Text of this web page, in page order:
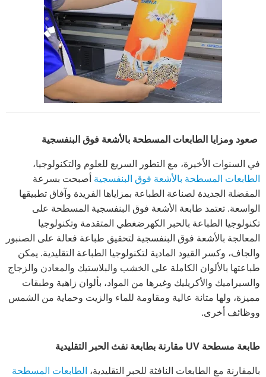
صعود ومزايا الطابعات المسطحة بالأشعة فوق البنفسجية
في السنوات الأخيرة، مع التطور السريع للعلوم والتكنولوجيا،
الطابعات المسطحة بالأشعة فوق البنفسجية أصبحت بسرعة
المفضلة الجديدة لصناعة الطباعة بمزاياها الفريدة وآفاق تطبيقها
الواسعة. تعتمد طابعة الأشعة فوق البنفسجية المسطحة على
تكنولوجيا الطباعة بالحبر الكهرضغطي المتقدمة وتكنولوجيا
المعالجة بالأشعة فوق البنفسجية لتحقيق طباعة فعالة على الصنبور
والجاف، وكسر القيود المادية لتكنولوجيا الطباعة التقليدية. يمكن
طباعتها بالألوان الكاملة على الخشب والبلاستيك والمعادن والزجاج
والسيراميك والأكريليك وغيرها من المواد، بألوان زاهية وطبقات
مميزة، ولها متانة عالية ومقاومة للماء والزيت وحماية من الشمس
ووظائف أخرى.
طابعة مسطحة UV مقارنة بطابعة نفث الحبر التقليدية
بالمقارنة مع الطابعات النافثة للحبر التقليدية، الطابعات المسطحة